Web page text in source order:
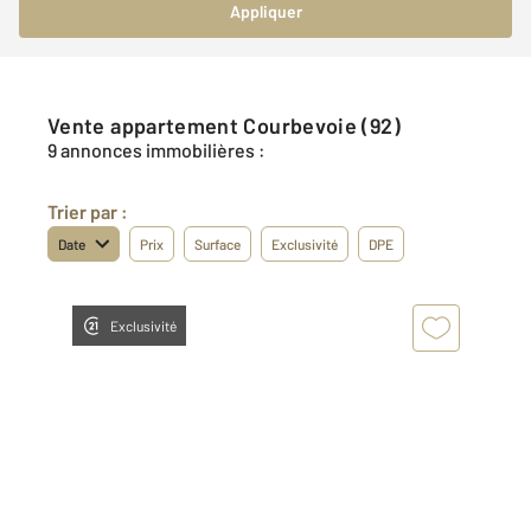
Appliquer
Vente appartement Courbevoie (92)
9 annonces immobilières :
Trier par :
Date Prix Surface Exclusivité DPE
Exclusivité